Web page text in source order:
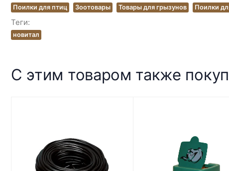
Поилки для птиц Зоотовары Товары для грызунов Поилки
Теги:
новитал
С этим товаром также